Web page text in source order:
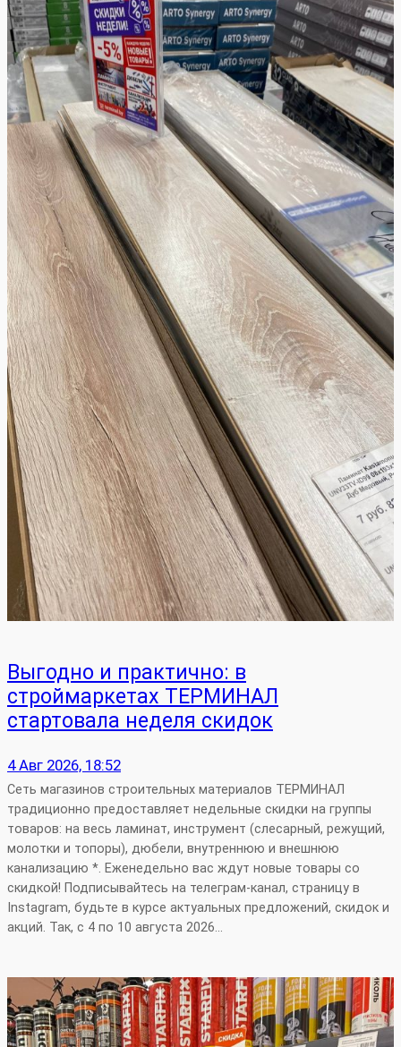
Выгодно и практично: в
строймаркетах ТЕРМИНАЛ
стартовала неделя скидок
4 Авг 2026, 18:52
Сеть магазинов строительных материалов ТЕРМИНАЛ
традиционно предоставляет недельные скидки на группы
товаров: на весь ламинат, инструмент (слесарный, режущий,
молотки и топоры), дюбели, внутреннюю и внешнюю
канализацию *. Еженедельно вас ждут новые товары со
скидкой! Подписывайтесь на телеграм-канал, страницу в
Instagram, будьте в курсе актуальных предложений, скидок и
акций. Так, с 4 по 10 августа 2026…